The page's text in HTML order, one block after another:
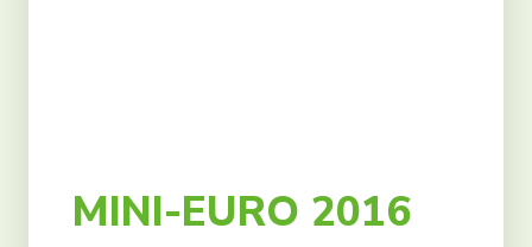
Anmelden
Deutsch
MINI-EURO 2016